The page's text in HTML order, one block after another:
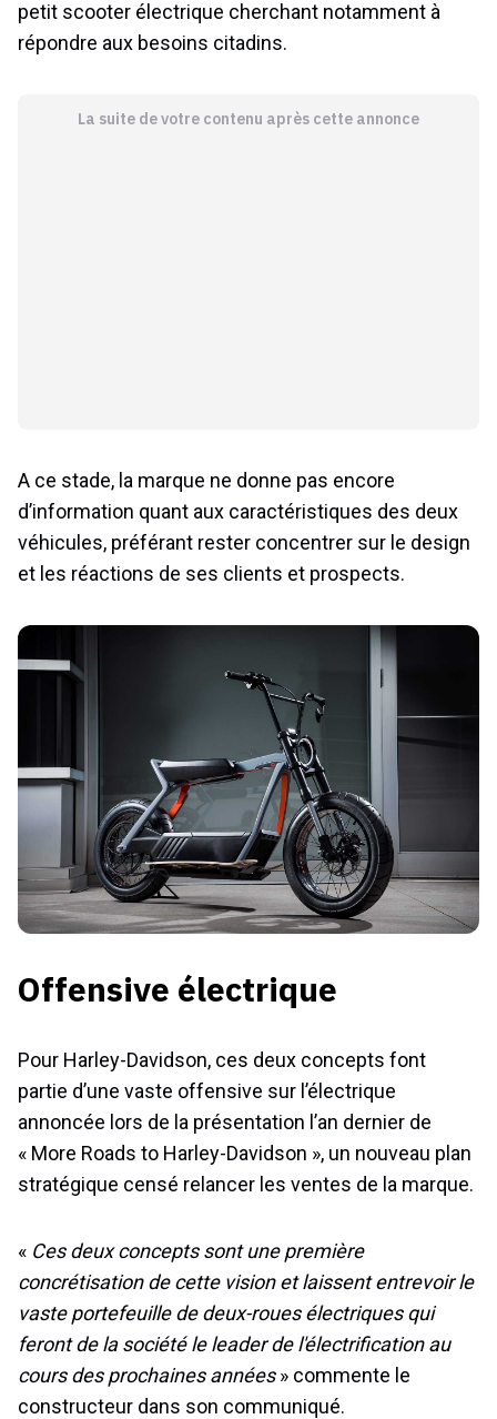
petit scooter électrique cherchant notamment à
répondre aux besoins citadins.
La suite de votre contenu après cette annonce
A ce stade, la marque ne donne pas encore
d’information quant aux caractéristiques des deux
véhicules, préférant rester concentrer sur le design
et les réactions de ses clients et prospects.
Offensive électrique
Pour Harley-Davidson, ces deux concepts font
partie d’une vaste offensive sur l’électrique
annoncée lors de la présentation l’an dernier de
« More Roads to Harley-Davidson », un nouveau plan
stratégique censé relancer les ventes de la marque.
« Ces deux concepts sont une première
concrétisation de cette vision et laissent entrevoir le
vaste portefeuille de deux-roues électriques qui
feront de la société le leader de l'électrification au
cours des prochaines années» commente le
constructeur dans son communiqué.